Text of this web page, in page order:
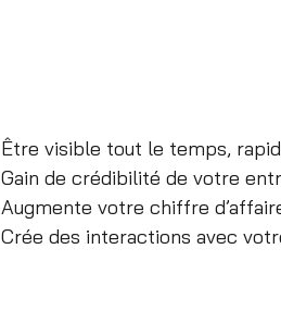
Être visible tout le temps,
Gain de crédibilité de votre
Augmente votre chiffre
Crée des interactions avec